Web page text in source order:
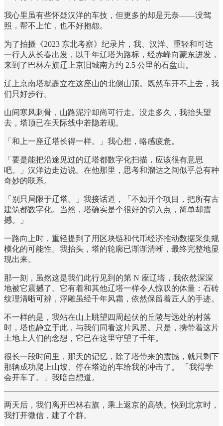
我心里虽有些怀疑汉洋的车技，但更多的却是无奈——没驾
照，帮不上忙，也不好抱怨。
为了拍摄《2023 东北考察》纪录片，我、汉洋、重轻和可达
一行人从长春出发，以千年辽塔为路标，经赤峰向蒙东进发，
来到了巴林左旗辽上京旧城南方约 2.5 公里的石盆山。
辽上京南塔就矗立在这座山的北侧山顶。既然车开不上去，我
们只好步行。
山间寒风刺骨，山路泥泞却尚可行走。没走多久，我抬头望
去，塔顶已在天际线中若隐若现。
「和上一座辽塔长得一样。」我心想，略感疲惫。
「要是能把沿途见过的辽塔都数字化扫描，应该很有意思
吧。」汉洋边走边说。在他那里，思考和溜达之间似乎总有种
奇妙的联系。
「别只局限于辽塔。」我接话道，「不如开个项目，把所有古
建筑都数字化。当然，塔确实是个很好的切入点，简单却震
撼。」
一路向上时，重轻提到了用区块链和代币经济推动数据采集规
模化的可能性。我抬头，塔的轮廓已渐渐清晰，最终完整地显
现出来。
那一刻，虽然这是我们此行见到的第 N 座辽塔，我依然深深
地被它震撼了。它有着和其他辽塔一样令人惊叹的体量：石砖
纹理清晰可辨，浮雕虽经千年风霜，依然保留着匠人的手迹。
不一样的是，我站在山上眺望四周起伏的丘陵与远处的村落
时，塔也静立于此，与我们同看这片风景。只是，携带着这片
土地上人们的念想，它已在这里守望了千年。
很长一段时间里，那天的记忆，除了塔带来的震撼，就只剩下
那辆成功爬上山坡、停在塔边的车给我的冲击了。 「我得学
会开车了。」我暗自想道。
两天后，我们离开巴林右旗，乘上返京的高铁。快到北京时，
我打开微信，建了个群。